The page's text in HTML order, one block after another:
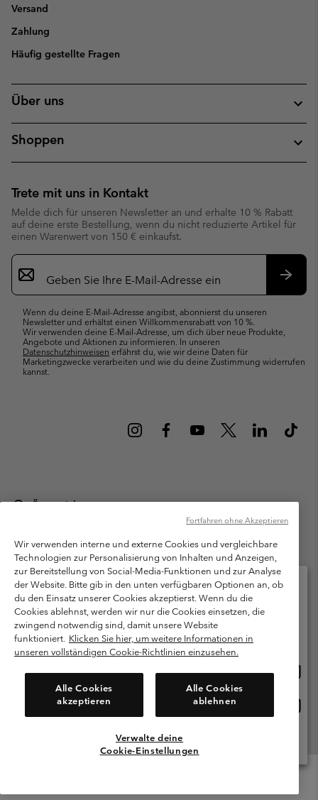
Versand
Zahlung
Häufig gestellte Fragen
Über uns
Shoppen
Trete mit uns in Kontakt
Melde dich für unseren Newsletter an und erhalte 10 % Rabatt
auf deine erste Bestellung, wenn du nicht reduzierte Artikel für
einen Warenwert von 150 € einkaufst.
Newsletter-
Anmeldung
Wenn du deine E-Mail-Adresse angibst, abonnierst du unseren
Newsletter und erhältst einen Willkommensrabatt von 10 %.
Wir verwenden deine E-Mail-Adresse, um dich über neue Produkte,
Angebote und Aktionen zu informieren. In unseren
Datenschutzhinweisen erfährst du, wie wir deine Daten für
Marketingzwecke verarbeiten und wie du deine Zustimmung widerrufen
kannst.
Österreich
Columbia Sportswear Austria GmbH. Moosfeldstraße 1, 5101
Bergheim, Salzburg Österreich. Alle Rechte vorbehalten.
Nutzungsbedingungen
Allgemeine Verkaufsbedingungen
Garantie
Datenschutzerklärung
Bestimmungen und Bedingungen des Mitglieder Programms
Nutzungsbedingungen Für Nutzergenerierte Inhalte
Cookies
Kundenservice: Mo- Fr. 9:00 - 13:00 & 14:00- 18:00 Uhr
(+)43720880525
Wir verwenden interne und externe Cookies und vergleichbare
Technologien zur Personalisierung von Inhalten und Anzeigen,
zur Bereitstellung von Social-Media-Funktionen und zur Analyse
der Website. Bitte gib in den unten verfügbaren Optionen an, ob
du den Einsatz unserer Cookies akzeptierst. Wenn du die
Cookies ablehnst, werden wir nur die Cookies einsetzen, die
zwingend notwendig sind, damit unsere Website
funktioniert. Klicken Sie hier, um weitere Informationen in
unseren vollständigen Cookie-Richtlinien einzusehen.
Alle Cookies
akzeptieren
Alle Cookies
ablehnen
Verwalte deine
Cookie-Einstellungen
Fortfahren ohne Akzeptieren
Bitte wählen Sie Ihr Lieferland und Ihre Sprache
Online-Einkauf verfügbar
Österreich
Alle Länder Anzeigen